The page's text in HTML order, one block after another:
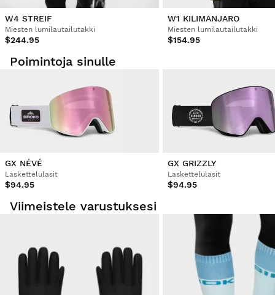
W4 STREIF
Miesten lumilautailutakki
$244.95
W1 KILIMANJARO
Miesten lumilautailutakki
$154.95
Poimintoja sinulle
GX NÉVÉ
Laskettelulasit
$94.95
GX GRIZZLY
Laskettelulasit
$94.95
Viimeistele varustuksesi